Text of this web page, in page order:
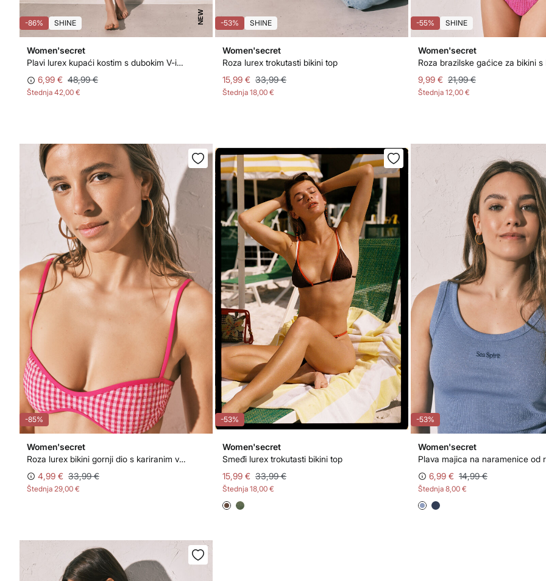
-86% SHINE NEW
Women'secret
Plavi lurex kupaći kostim s dubokim V-izrezom
6,99 € 48,99 €
Štednja 42,00 €
-53% SHINE
Women'secret
Roza lurex trokutasti bikini top
15,99 € 33,99 €
Štednja 18,00 €
-55% SHINE
Women'secret
9,99 € 21,99 €
Štednja 12,00 €
-85%
Women'secret
Roza lurex bikini gornji dio s kariranim vichy uzorkom
4,99 € 33,99 €
Štednja 29,00 €
-53%
Women'secret
Smeđi lurex trokutasti bikini top
15,99 € 33,99 €
Štednja 18,00 €
-53%
Women'secret
6,99 € 14,99 €
Štednja 8,00 €